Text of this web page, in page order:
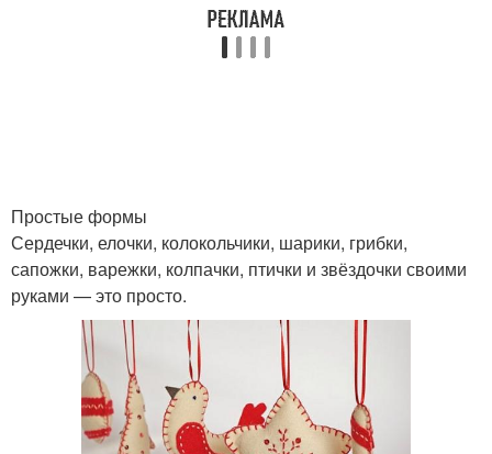
Простые формы
Сердечки, елочки, колокольчики, шарики, грибки,
сапожки, варежки, колпачки, птички и звёздочки своими
руками — это просто.